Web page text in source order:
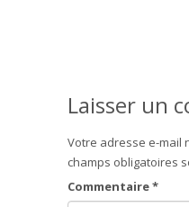
Laisser un
Votre adresse e-mail
champs obligatoires
Commentaire*